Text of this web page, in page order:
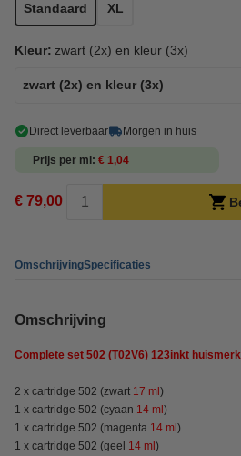
Standaard XL
Kleur: zwart (2x) en kleur (3x)
zwart (2x) en kleur (3x)
Direct leverbaar Morgen in huis
Prijs per ml € 1,04
€ 79,00
OmschrijvingSpecificaties
Omschrijving
Complete set 502 (T02V6) 123inkt
2 x cartridge 502 (zwart 17 ml )
1 x cartridge 502 (cyaan 14 ml )
1 x cartridge 502 (magenta 14 ml )
1 x cartridge 502 (geel 14 ml )